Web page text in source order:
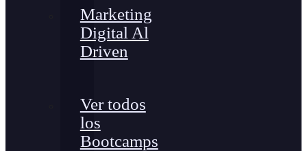
Marketing
Digital Al
Driven
Ver todos
los
Bootcamps